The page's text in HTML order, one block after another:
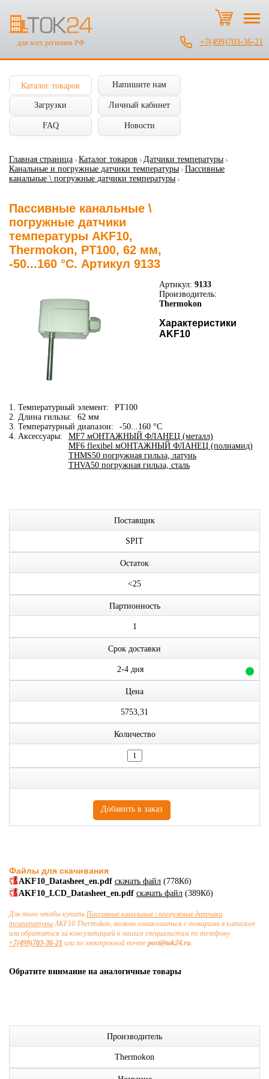
для всех регионов РФ +7(499)703-36-21
Каталог товаров Напишите нам
Загрузки Личный кабинет
FAQ Новости
Главная страница Каталог товаров
Датчики температуры
Канальные и погружные датчики температуры
Пассивные
канальные \ погружные датчики температуры
Пассивные канальные \
погружные датчики
температуры AKF10,
Thermokon, PT100, 62 мм,
-50...160 °C. Артикул 9133
Артикул: 9133
Производитель:
Thermokon
Характеристики
AKF10
1. Температурный элемент:
PT100
2. Длина гильзы:
62 мм
3. Температурный диапазон:
-50...160 °C
4. Аксессуары:
MF7 мОНТАЖНЫЙ ФЛАНЕЦ (металл)
MF6 flexibel мОНТАЖНЫЙ ФЛАНЕЦ (полиамид)
THMS50 погружная гильза, латунь
THVA50 погружная гильза, сталь
Поставщик
SPIT
Остаток
<25
Партионность
1
Срок доставки
2-4 дня
Цена
5753,31
Количество
Файлы для скачивания
AKF10_Datasheet_en.pdf скачать файл (778Кб)
AKF10_LCD_Datasheet_en.pdf скачать файл (389Кб)
Для того чтобы купить Пассивные канальные \ погружные датчики
температурыAKF10 Thermokon, можно ознакомиться с товарами в каталоге
или обратиться за консультацией к нашим специалистам по телефону
+7(499)703-36-21 или по электронной почте post@tok24.ru.
Обратите внимание на аналогичные товары
Производитель
Thermokon